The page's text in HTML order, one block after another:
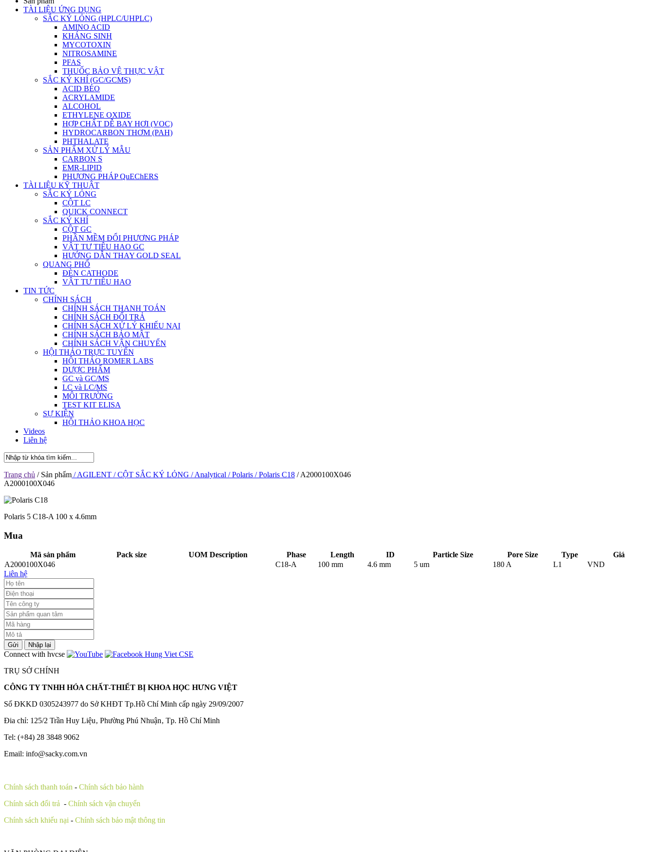
TÀI LIỆU ỨNG DỤNG
SẮC KÝ LỎNG (HPLC/UHPLC)
AMINO ACID
KHÁNG SINH
MYCOTOXIN
NITROSAMINE
PFAS
THUỐC BẢO VỆ THỰC VẬT
SẮC KÝ KHÍ (GC/GCMS)
ACID BÉO
ACRYLAMIDE
ALCOHOL
ETHYLENE OXIDE
HỢP CHẤT DỄ BAY HƠI (VOC)
HYDROCARBON THƠM (PAH)
PHTHALATE
SẢN PHẨM XỬ LÝ MẪU
CARBON S
EMR-LIPID
PHƯƠNG PHÁP QuEChERS
TÀI LIỆU KỸ THUẬT
SẮC KÝ LỎNG
CỘT LC
QUICK CONNECT
SẮC KÝ KHÍ
CỘT GC
PHẦN MỀM ĐỔI PHƯƠNG PHÁP
VẬT TƯ TIÊU HAO GC
HƯỚNG DẪN THAY GOLD SEAL
QUANG PHỔ
ĐÈN CATHODE
VẬT TƯ TIÊU HAO
TIN TỨC
CHÍNH SÁCH
CHÍNH SÁCH THANH TOÁN
CHÍNH SÁCH ĐỔI TRẢ
CHÍNH SÁCH XỬ LÝ KHIẾU NẠI
CHÍNH SÁCH BẢO MẬT
CHÍNH SÁCH VẬN CHUYỂN
HỘI THẢO TRỰC TUYẾN
HỘI THẢO ROMER LABS
DƯỢC PHẨM
GC và GC/MS
LC và LC/MS
MÔI TRƯỜNG
TEST KIT ELISA
SỰ KIỆN
HỘI THẢO KHOA HỌC
Videos
Liên hệ
Trang chủ / Sản phẩm / AGILENT / CỘT SẮC KÝ LỎNG / Analytical / Polaris / Polaris C18 / A2000100X046
A2000100X046
Polaris 5 C18-A 100 x 4.6mm
Mua
Mã sản phẩm Pack size UOM Description Phase Length ID Particle Size Pore Size Type
Giá
A2000100X046
C18-A 100 mm 4.6 mm 5 um 180 A L1
VND
Liên hệ
Gửi Nhập lại
Connect with hvcse
TRỤ SỞ CHÍNH
CÔNG TY TNHH HÓA CHẤT-THIẾT BỊ KHOA HỌC HƯNG VIỆT
Số ĐKKD 0305243977 do Sở KHĐT Tp.Hồ Chí Minh cấp ngày 29/09/2007
Đia chỉ: 125/2 Trần Huy Liệu‚ Phường Phú Nhuận‚ Tp. Hồ Chí Minh
Tel: (+84) 28 3848 9062
Email: info@sacky.com.vn
Chính sách thanh toán - Chính sách bảo hành
Chính sách đổi trả - Chính sách vận chuyển
Chính sách khiếu nại - Chính sách bảo mật thông tin